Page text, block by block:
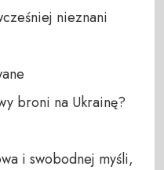
nieznani
broni na Ukrainę?
i swobodnej myśli,